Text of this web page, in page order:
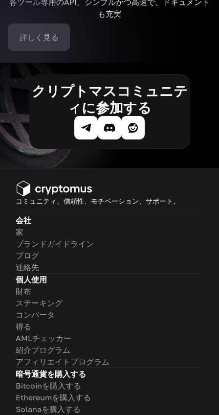
各ツール専用のAPI。シンプルかつ高速で、ドキュメント
も充実
詳しく見る
クリプトマスコミュニテ
ィに参加する
コミュニティ、信頼性、モチベーション、サポート。
会社
家
ブランドガイドライン
ブログ
連絡先
個人使用
財布
ステーキング
コンバータ
得る
AMLチェッカー
紹介プログラム
アフィリエイトプログラム
暗号通貨を購入する
Bitcoinを購入する
Ethereumを購入する
Solanaを購入する